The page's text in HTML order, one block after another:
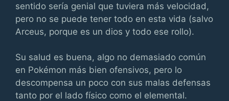
sentido sería genial que tuviera más velocidad,
pero no se puede tener todo en esta vida (salvo
Arceus, porque es un dios y todo ese rollo).
Su salud es buena, algo no demasiado común
en Pokémon más bien ofensivos, pero lo
descompensa un poco con sus malas defensas
tanto por el lado físico como el elemental.